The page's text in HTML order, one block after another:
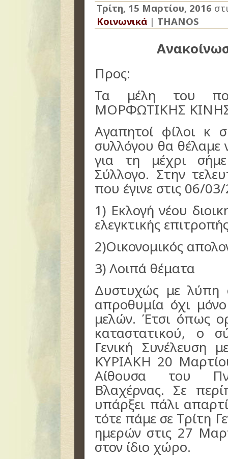
Τρίτη, 15 Μαρτίου, 2016
Κοινωνικά | THANOS
Προς:
Τα μέλη του
ΜΟΡΦΩΤΙΚΗΣ
Αγαπητοί φίλοι κ
συλλόγου θα θέλαμε
για τη μέχρι
Σύλλογο. Στην
που έγινε στις 06/
1) Εκλογή νέου
ελεγκτικής
2)Οικονομικός
3) Λοιπά θέματα
Δυστυχώς με λύπη
απροθυμία όχι
μελών. Έτσι όπως
καταστατικού, ο
Γενική Συνέλευση
ΚΥΡΙΑΚΗ 20
Αίθουσα του
Βλαχέρνας. Σε
υπάρξει πάλι
τότε πάμε σε Τρίτη
ημερών στις 27
στον ίδιο χώρο.